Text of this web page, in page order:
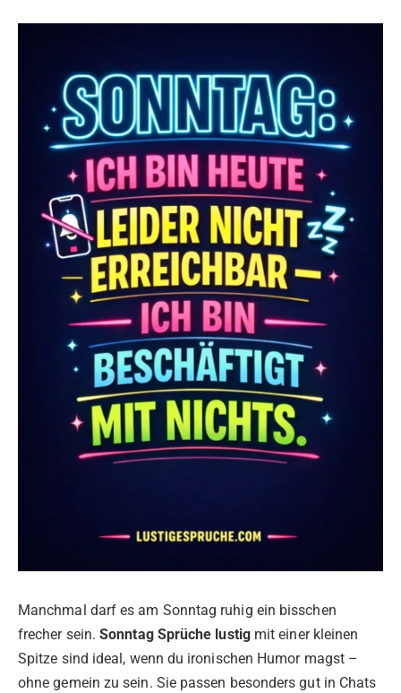
Manchmal darf es am Sonntag ruhig ein bisschen
frecher sein.Sonntag Sprüche lustigmit einer kleinen
Spitze sind ideal, wenn du ironischen Humor magst –
ohne gemein zu sein. Sie passen besonders gut in Chats